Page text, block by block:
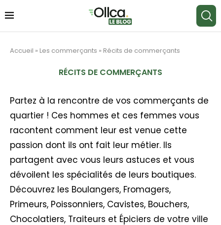
Accueil » Les commerçants » Récits de commerçants
RÉCITS DE COMMERÇANTS
Partez à la rencontre de vos commerçants de
quartier ! Ces hommes et ces femmes vous
racontent comment leur est venue cette
passion dont ils ont fait leur métier. Ils
partagent avec vous leurs astuces et vous
dévoilent les spécialités de leurs boutiques.
Découvrez les Boulangers, Fromagers,
Primeurs, Poissonniers, Cavistes, Bouchers,
Chocolatiers, Traiteurs et Épiciers de votre ville